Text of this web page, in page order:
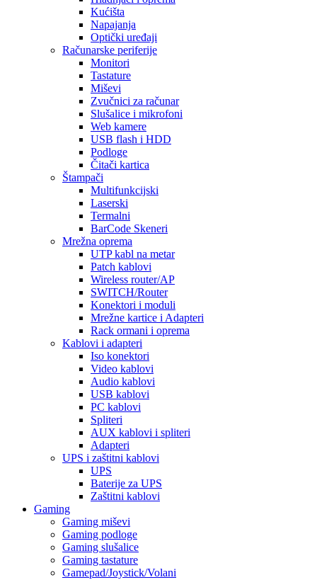
Kućišta
Napajanja
Optički uređaji
Računarske periferije
Monitori
Tastature
Miševi
Zvučnici za računar
Slušalice i mikrofoni
Web kamere
USB flash i HDD
Podloge
Čitači kartica
Štampači
Multifunkcijski
Laserski
Termalni
BarCode Skeneri
Mrežna oprema
UTP kabl na metar
Patch kablovi
Wireless router/AP
SWITCH/Router
Konektori i moduli
Mrežne kartice i Adapteri
Rack ormani i oprema
Kablovi i adapteri
Iso konektori
Video kablovi
Audio kablovi
USB kablovi
PC kablovi
Spliteri
AUX kablovi i spliteri
Adapteri
UPS i zaštitni kablovi
UPS
Baterije za UPS
Zaštitni kablovi
Gaming
Gaming miševi
Gaming podloge
Gaming slušalice
Gaming tastature
Gamepad/Joystick/Volani